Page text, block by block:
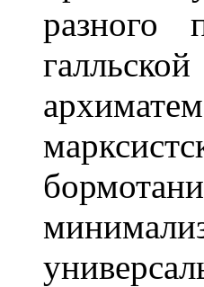
разного